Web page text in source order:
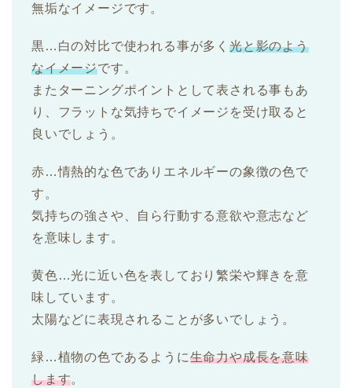
無垢なイメージです。
黒…白の対比で使われる事が多く 光と影のよう
なイメージです。
またターニングポイントとして表される事もあ
り、フラットな気持ちでイメージを受け取ると
良いでしょう。
赤…情熱的な色でありエネルギーの象徴の色で
す。
気持ちの強さや、自ら行動する意欲や意志など
を意味します。
黄色…光に近い色を表しており繁栄や輝きを意
味しています。
太陽などに表現されることが多いでしょう。
緑…植物の色であるように生命力や成長を意味
します。